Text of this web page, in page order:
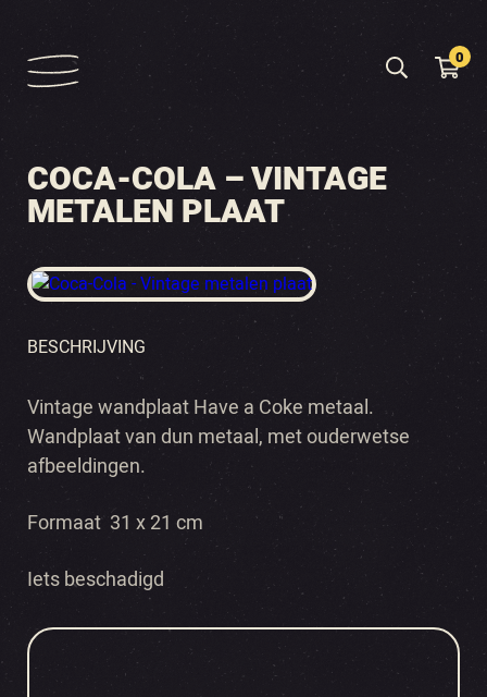
0
COCA-COLA – VINTAGE
METALEN PLAAT
BESCHRIJVING
Vintage wandplaat Have a Coke metaal.
Wandplaat van dun metaal, met ouderwetse
afbeeldingen.
Formaat 31 x 21 cm
Iets beschadigd